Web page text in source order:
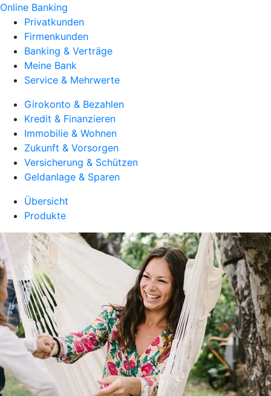
Online Banking
Privatkunden
Firmenkunden
Banking & Verträge
Meine Bank
Service & Mehrwerte
Girokonto & Bezahlen
Kredit & Finanzieren
Immobilie & Wohnen
Zukunft & Vorsorgen
Versicherung & Schützen
Geldanlage & Sparen
Übersicht
Produkte